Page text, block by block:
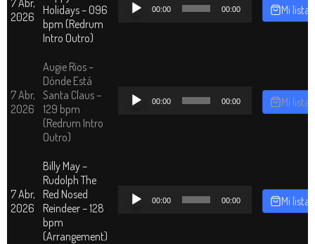
2026
Holidays – 096
bpm (Redrum
Intro Outro)
00:00 00:00 Mi lista
7 Abr,
2026
Augie Rios –
Dónde Está
Santa Claus –
129 bpm
(Redrum Intro
Outro)
Reproductor
00:00 00:00 Mi lista
7 Abr,
2026
Billy May –
Rudolph The
Red Nosed
Reindeer – 128
bpm
(Arrangement)
Reproductor
00:00 00:00 Mi lista